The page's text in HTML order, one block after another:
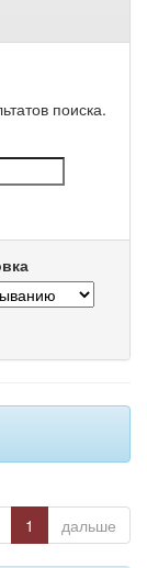
поиска.
1 дальше